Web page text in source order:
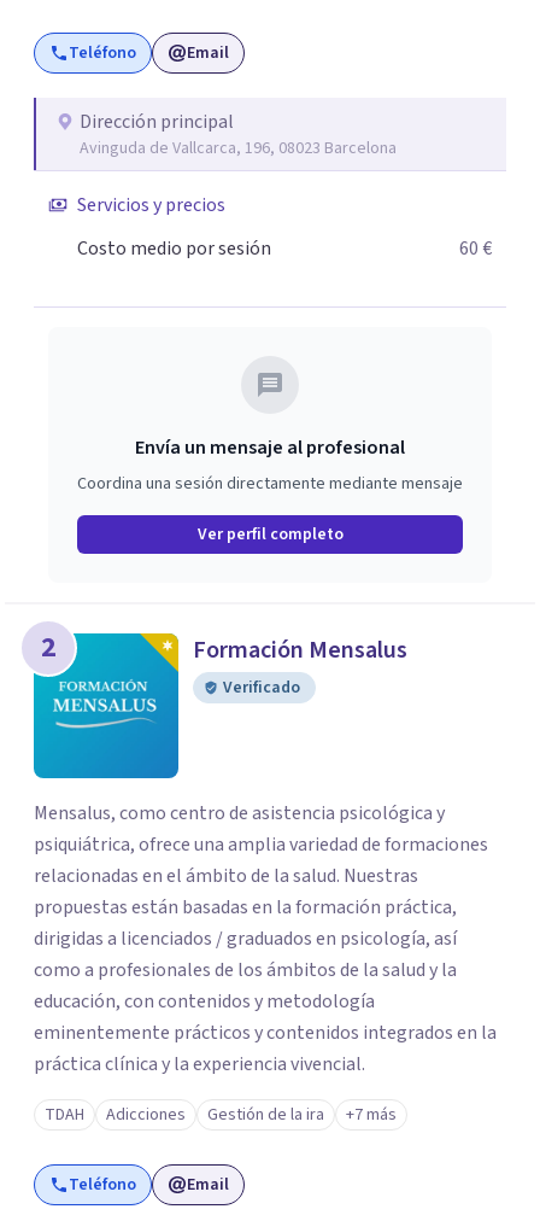
Teléfono Email
Dirección principal
Avinguda de Vallcarca, 196, 08023 Barcelona
Servicios y precios
Costo medio por sesión
60 €
Envía un mensaje al profesional
Coordina una sesión directamente mediante mensaje
Ver perfil completo
2 Formación Mensalus
Verificado
Mensalus, como centro de asistencia psicológica y
psiquiátrica, ofrece una amplia variedad de formaciones
relacionadas en el ámbito de la salud. Nuestras
propuestas están basadas en la formación práctica,
dirigidas a licenciados / graduados en psicología, así
como a profesionales de los ámbitos de la salud y la
educación, con contenidos y metodología
eminentemente prácticos y contenidos integrados en la
práctica clínica y la experiencia vivencial.
TDAH Adicciones Gestión de la ira +7 más
Teléfono Email